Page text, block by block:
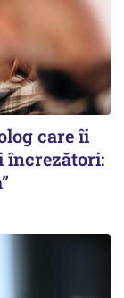
care îi
încrezători: